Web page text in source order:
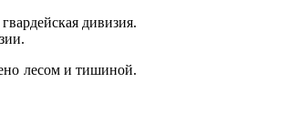
дивизия.
лесом и тишиной.